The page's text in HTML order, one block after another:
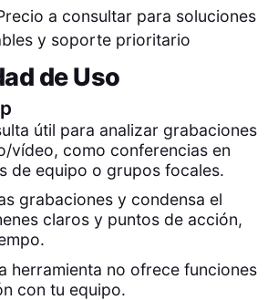
a consultar para soluciones
y soporte prioritario
de Uso
útil para analizar grabaciones
vídeo, como conferencias en
de equipo o grupos focales.
grabaciones y condensa el
claros y puntos de acción,
herramienta no ofrece funciones
con tu equipo.